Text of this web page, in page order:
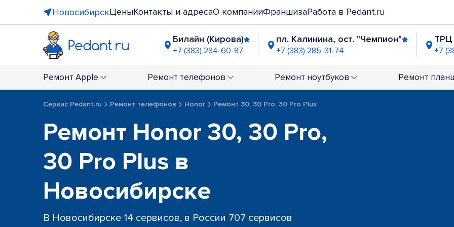
НовосибирскЦеныКонтакты и адресаО компанииФраншизаРабота в Pedant.ru
Билайн (Кирова)
+7 (383) 284-60-87
пл. Калинина, ост. "Чемпион"
+7 (383) 285-31-74
ТРЦ
+7
+7 (383) 285-95-97 +7 (383) 285-50-97 +7
ост. "метро Красный проспект"
+7 (383) 322-81-79
ТЦ "Амстердам"
+7 (383) 285-31-75
ост. "Пл. Станиславского"
Ремонт Apple Ремонт телефонов Ремонт ноутбуков Ремонт
Сервис Pedant.ru Ремонт телефонов Honor Ремонт 30, 30 Pro, 30 Pro Plus
Ремонт Honor 30, 30 Pro,
30 Pro Plus в
Новосибирске
В Новосибирске 14 сервисов, в России 707 сервисов